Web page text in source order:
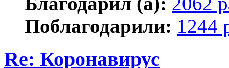
Поблагодарили: 1244
Re: Коронавирус